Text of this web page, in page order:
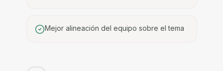
Mejor alineación del equipo sobre el tema